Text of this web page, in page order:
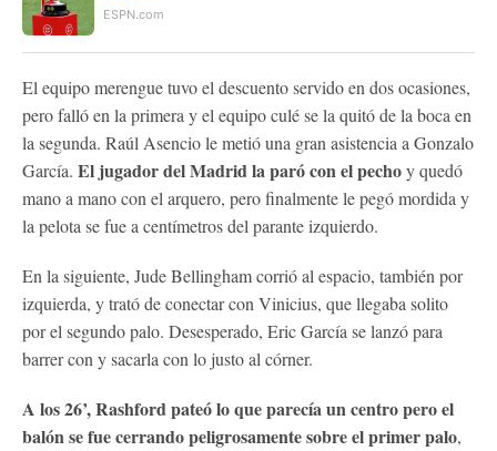
ESPN.com
El equipo merengue tuvo el descuento servido en dos ocasiones,
pero falló en la primera y el equipo culé se la quitó de la boca en
la segunda. Raúl Asencio le metió una gran asistencia a Gonzalo
García. El jugador del Madrid la paró con el pechoy quedó
mano a mano con el arquero, pero finalmente le pegó mordida y
la pelota se fue a centímetros del parante izquierdo.
En la siguiente, Jude Bellingham corrió al espacio, también por
izquierda, y trató de conectar con Vinicius, que llegaba solito
por el segundo palo. Desesperado, Eric García se lanzó para
barrer con y sacarla con lo justo al córner.
A los 26’, Rashford pateó lo que parecía un centro pero el
balón se fue cerrando peligrosamente sobre el primer palo,